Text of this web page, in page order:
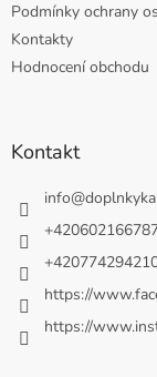
Podmínky ochrany
Kontakty
Hodnocení obchodu
Kontakt
info@
https://
https://